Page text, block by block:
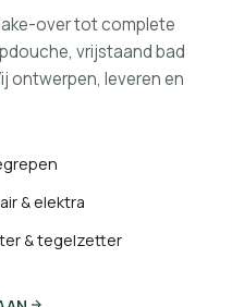
over tot complete
vrijstaand bad
ontwerpen, leveren en
& elektra
& tegelzetter